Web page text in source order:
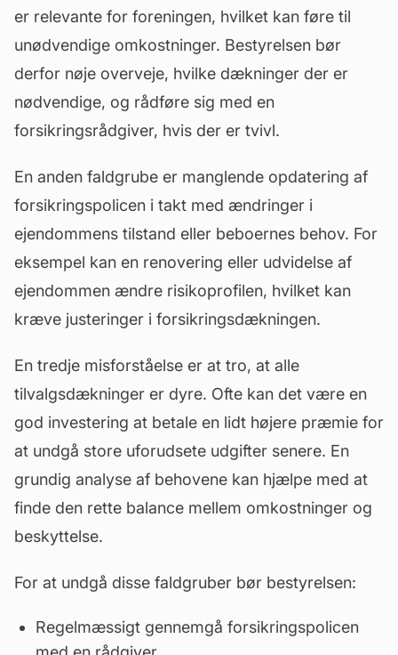
er relevante for foreningen, hvilket kan føre til
unødvendige omkostninger. Bestyrelsen bør
derfor nøje overveje, hvilke dækninger der er
nødvendige, og rådføre sig med en
forsikringsrådgiver, hvis der er tvivl.
En anden faldgrube er manglende opdatering af
forsikringspolicen i takt med ændringer i
ejendommens tilstand eller beboernes behov. For
eksempel kan en renovering eller udvidelse af
ejendommen ændre risikoprofilen, hvilket kan
kræve justeringer i forsikringsdækningen.
En tredje misforståelse er at tro, at alle
tilvalgsdækninger er dyre. Ofte kan det være en
god investering at betale en lidt højere præmie for
at undgå store uforudsete udgifter senere. En
grundig analyse af behovene kan hjælpe med at
finde den rette balance mellem omkostninger og
beskyttelse.
For at undgå disse faldgruber bør bestyrelsen:
Regelmæssigt gennemgå forsikringspolicen